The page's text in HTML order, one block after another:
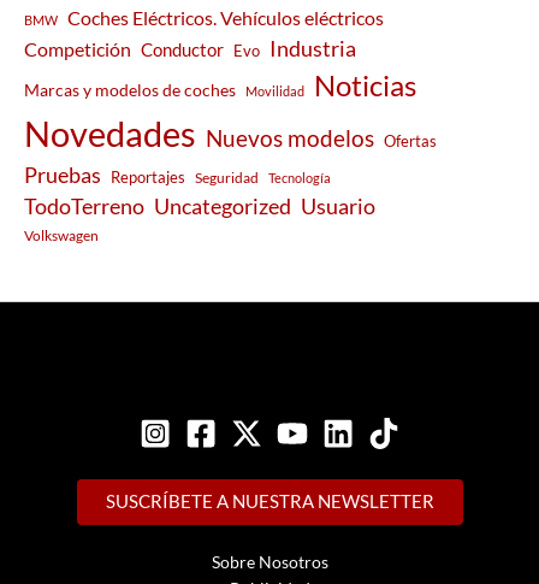
BMW
Coches Eléctricos. Vehículos eléctricos
Competición Conductor Evo Industria
Marcas y modelos de coches Movilidad Noticias
Novedades Nuevos modelos Ofertas
Pruebas Reportajes Seguridad Tecnología
TodoTerreno Uncategorized Usuario
Volkswagen
SUSCRÍBETE A NUESTRA NEWSLETTER
Sobre Nosotros